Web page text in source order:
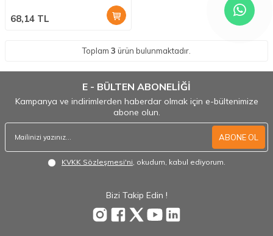
68,14 TL
Toplam 3 ürün bulunmaktadır.
E - BÜLTEN ABONELİĞİ
Kampanya ve indirimlerden haberdar olmak için e-bültenimize
abone olun.
ABONE OL
KVKK Sözleşmesi'ni, okudum, kabul ediyorum.
Bizi Takip Edin !